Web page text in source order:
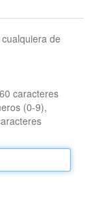
de
caracteres
(0-9),